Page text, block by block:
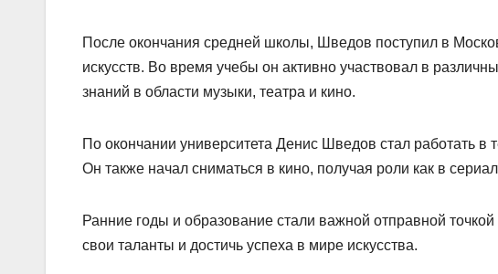
После окончания средней школы, Шведов поступил в
искусств. Во время учебы он активно участвовал в
знаний в области музыки, театра и кино.
По окончании университета Денис Шведов стал работать в
Он также начал сниматься в кино, получая роли как в
Ранние годы и образование стали важной отправной
свои таланты и достичь успеха в мире искусства.